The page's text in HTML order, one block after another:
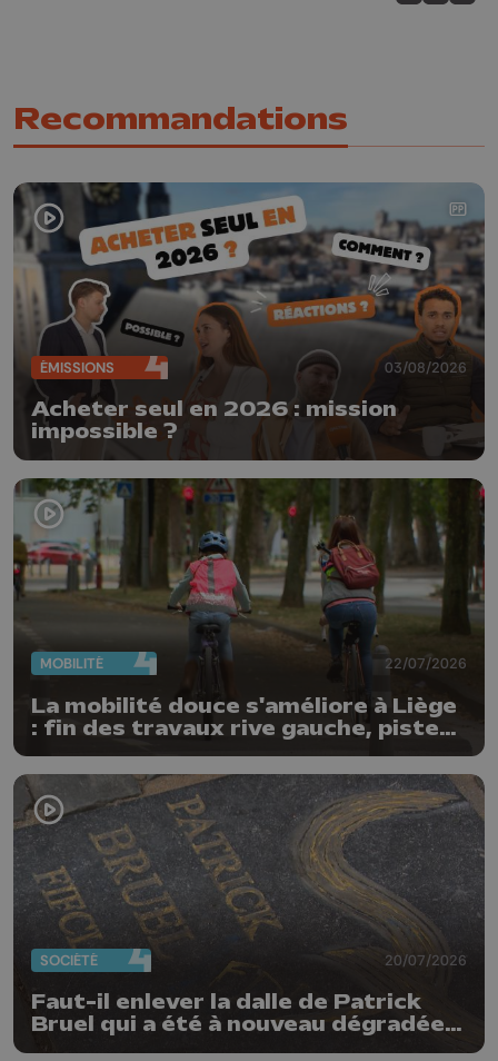
Recommandations
ÉMISSIONS 03/08/2026
Acheter seul en 2026 : mission
impossible ?
MOBILITÉ 22/07/2026
La mobilité douce s'améliore à Liège
: fin des travaux rive gauche, pistes
cyclo-piétonnes Avroy et
Guillemins...
SOCIÉTÉ 20/07/2026
Faut-il enlever la dalle de Patrick
Bruel qui a été à nouveau dégradée ?